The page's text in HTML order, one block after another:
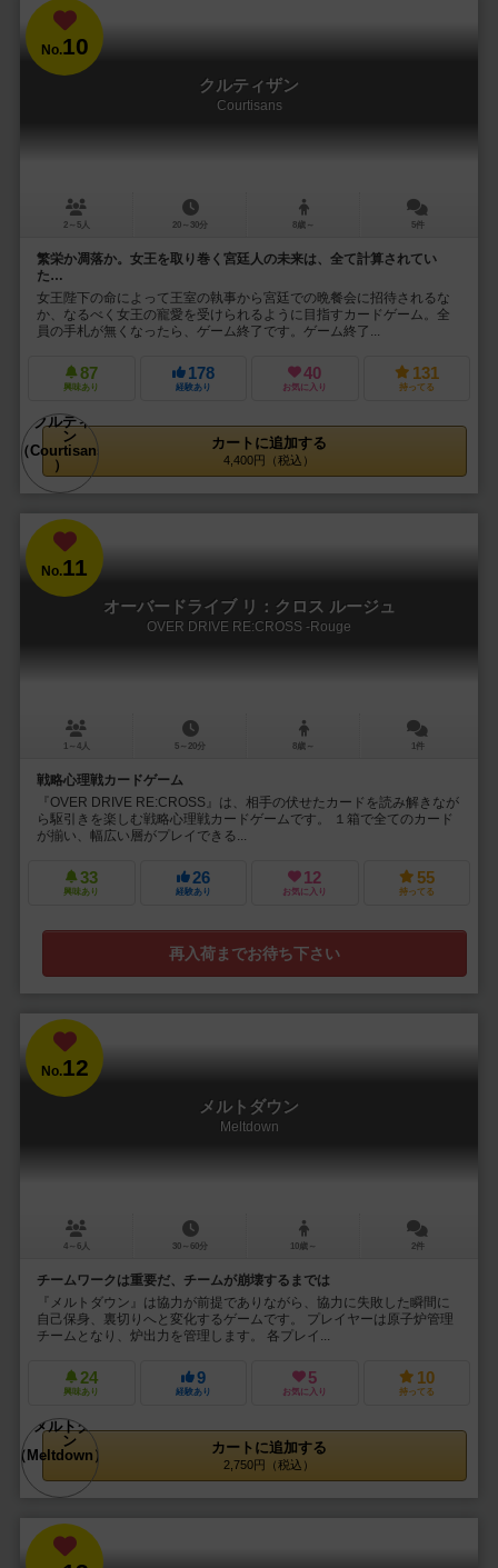
No.10
クルティザン
Courtisans
2～5人 20～30分 8歳～ 5件
繁栄か凋落か。女王を取り巻く宮廷人の未来は、全て計算されてい
た…
女王陛下の命によって王室の執事から宮廷での晩餐会に招待されるな
か、なるべく女王の寵愛を受けられるように目指すカードゲーム。全
員の手札が無くなったら、ゲーム終了です。ゲーム終了...
87
興味あり
178
経験あり
40
お気に入り
131
持ってる
カートに追加する
4,400円（税込）
No.11
オーバードライブ リ：クロス ルージュ
OVER DRIVE RE:CROSS -Rouge
1～4人 5～20分 8歳～ 1件
戦略心理戦カードゲーム
『OVER DRIVE RE:CROSS』は、相手の伏せたカードを読み解きなが
ら駆引きを楽しむ戦略心理戦カードゲームです。 １箱で全てのカード
が揃い、幅広い層がプレイできる...
33
興味あり
26
経験あり
12
お気に入り
55
持ってる
再入荷までお待ち下さい
No.12
メルトダウン
Meltdown
4～6人 30～60分 10歳～ 2件
チームワークは重要だ、チームが崩壊するまでは
『メルトダウン』は協力が前提でありながら、協力に失敗した瞬間に
自己保身、裏切りへと変化するゲームです。 プレイヤーは原子炉管理
チームとなり、炉出力を管理します。 各プレイ...
24
興味あり
9
経験あり
5
お気に入り
10
持ってる
カートに追加する
2,750円（税込）